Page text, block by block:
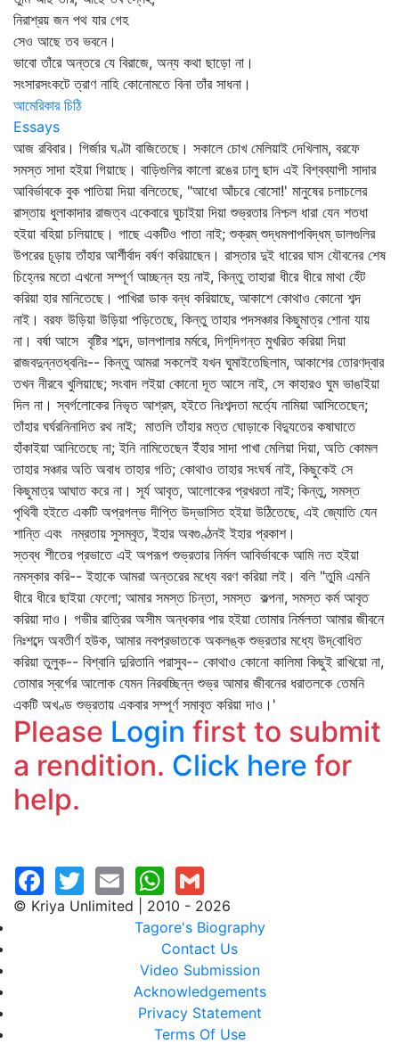
নিরাশ্রয় জন পথ যার গেহ
সেও আছে তব ভবনে।
ভাবো তাঁরে অন্তরে যে বিরাজে, অন্য কথা ছাড়ো না।
সংসারসংকটে ত্রাণ নাহি কোনোমতে বিনা তাঁর সাধনা।
আমেরিকার চিঠি
Essays
আজ রবিবার। গির্জার ঘণ্টা বাজিতেছে। সকালে চোখ মেলিয়াই দেখিলাম, বরফে
সমস্ত সাদা হইয়া গিয়াছে। বাড়িগুলির কালো রঙের ঢালু ছাদ এই বিশ্বব্যাপী সাদার
আবির্ভাবকে বুক পাতিয়া দিয়া বলিতেছে, "আধো আঁচরে বোসো!' মানুষের চলাচলের
রাস্তায় ধুলাকাদার রাজত্ব একেবারে ঘুচাইয়া দিয়া শুভ্রতার নিশ্চল ধারা যেন শতধা
হইয়া বহিয়া চলিয়াছে। গাছে একটিও পাতা নাই; শুক্রম্‌ শুদ্ধমপাপবিদ্ধম্‌ ডালগুলির
উপরের চূড়ায় তাঁহার আর্শীর্বাদ বর্ষণ করিয়াছেন। রাস্তার দুই ধারের ঘাস যৌবনের শেষ
চিহ্নের মতো এখনো সম্পূর্ণ আচ্ছন্ন হয় নাই, কিন্তু তাহারা ধীরে ধীরে মাথা হেঁট
করিয়া হার মানিতেছে। পাখিরা ডাক বন্ধ করিয়াছে, আকাশে কোথাও কোনো শব্দ
নাই। বরফ উড়িয়া উড়িয়া পড়িতেছে, কিন্তু তাহার পদসঞ্চার কিছুমাত্র শোনা যায়
না। বর্ষা আসে বৃষ্টির শব্দে, ডালপালার মর্মরে, দিগ্‌দিগন্ত মুখরিত করিয়া দিয়া
রাজবদুন্নতধ্বনিঃ-- কিন্তু আমরা সকলেই যখন ঘুমাইতেছিলাম, আকাশের তোরণদ্বার
তখন নীরবে খুলিয়াছে; সংবাদ লইয়া কোনো দূত আসে নাই, সে কাহারও ঘুম ভাঙাইয়া
দিল না। স্বর্গলোকের নিভৃত আশ্রম, হইতে নিঃশব্দতা মর্ত্যে নামিয়া আসিতেছেন;
তাঁহার ঘর্ঘরনিনাদিত রথ নাই; মাতলি তাঁহার মত্ত ঘোড়াকে বিদ্যুতের কষাঘাতে
হাঁকাইয়া আনিতেছে না; ইনি নামিতেছেন ইঁহার সাদা পাখা মেলিয়া দিয়া, অতি কোমল
তাহার সঞ্চার অতি অবাধ তাহার গতি; কোথাও তাহার সংঘর্ষ নাই, কিছুকেই সে
কিছুমাত্র আঘাত করে না। সূর্য আবৃত, আলোকের প্রখরতা নাই; কিন্তু, সমস্ত
পৃথিবী হইতে একটি অপ্রগল্‌ভ দীপ্তি উদ্ভাসিত হইয়া উঠিতেছে, এই জ্যোতি যেন
শান্তি এবং নম্রতায় সুসম্‌বৃত, ইহার অবগুণ্ঠনই ইহার প্রকাশ।
স্তব্ধ শীতের প্রভাতে এই অপরূপ শুভ্রতার নির্মল আবির্ভাবকে আমি নত হইয়া
নমস্কার করি-- ইহাকে আমরা অন্তরের মধ্যে বরণ করিয়া লই। বলি "তুমি এমনি
ধীরে ধীরে ছাইয়া ফেলো; আমার সমস্ত চিন্তা, সমস্ত কল্পনা, সমস্ত কর্ম আবৃত
করিয়া দাও। গভীর রাত্রির অসীম অন্ধকার পার হইয়া তোমার নির্মলতা আমার জীবনে
নিঃশব্দে অবতীর্ণ হউক, আমার নবপ্রভাতকে অকলঙ্ক শুভ্রতার মধ্যে উদ্‌বোধিত
করিয়া তুলুক-- বিশ্বানি দুরিতানি পরাসুব-- কোথাও কোনো কালিমা কিছুই রাখিয়ো না,
তোমার স্বর্গের আলোক যেমন নিরবচ্ছিন্ন শুভ্র আমার জীবনের ধরাতলকে তেমনি
একটি অখণ্ড শুভ্রতায় একবার সম্পূর্ণ সমাবৃত করিয়া দাও।'
Please Login first to submit
a rendition. Click here for
help.
© Kriya Unlimited | 2010 - 2026
Tagore's Biography
Contact Us
Video Submission
Acknowledgements
Privacy Statement
Terms Of Use